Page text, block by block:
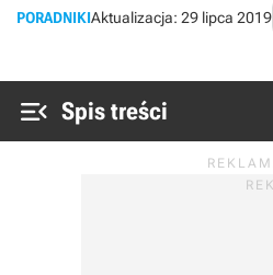
PORADNIKIAktualizacja: 29 lipca 2019
 Spis treści